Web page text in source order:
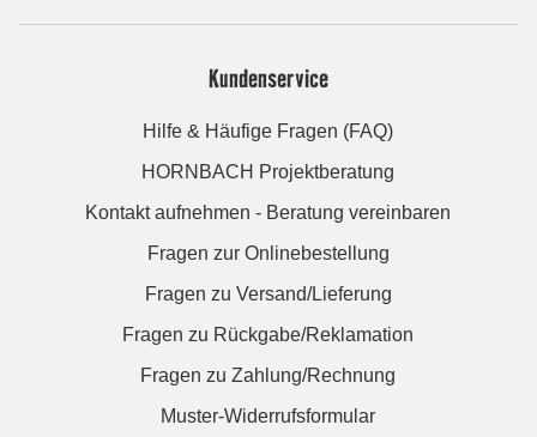
Kundenservice
Hilfe & Häufige Fragen (FAQ)
HORNBACH Projektberatung
Kontakt aufnehmen - Beratung vereinbaren
Fragen zur Onlinebestellung
Fragen zu Versand/Lieferung
Fragen zu Rückgabe/Reklamation
Fragen zu Zahlung/Rechnung
Muster-Widerrufsformular